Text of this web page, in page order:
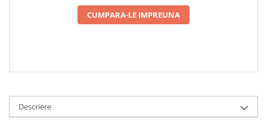
CUMPARA-LE IMPREUNA
Descriere